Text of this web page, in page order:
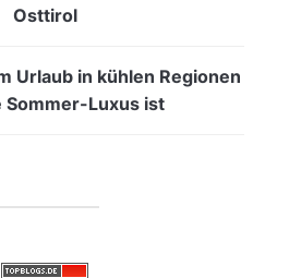
Osttirol
Urlaub in kühlen Regionen
Sommer-Luxus ist